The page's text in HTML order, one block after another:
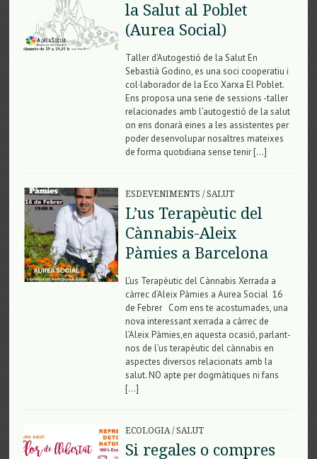
la Salut al Poblet
(Aurea Social)
Taller d’Autogestió de la Salut En
Sebastià Godino, es una soci cooperatiu i
col·laborador de la Eco Xarxa El Poblet.
Ens proposa una serie de sessions -taller
relacionades amb l’autogestió de la salut
on ens donarà eines a les assistentes per
poder desenvolupar nosaltres mateixes
de forma quotidiana sense tenir […]
ESDEVENIMENTS /SALUT
L’us Terapèutic del
Cànnabis-Aleix
Pàmies a Barcelona
L’us Terapèutic del Cànnabis Xerrada a
càrrec d’Aleix Pàmies a Aurea Social 16
de Febrer Com ens te acostumades, una
nova interessant xerrada a càrrec de
l’Aleix Pàmies,en aquesta ocasió, parlant-
nos de l’us terapèutic del cànnabis en
aspectes diversos relacionats amb la
salut. NO apte per dogmàtiques ni fans
[…]
ECOLOGIA/SALUT
Si regales o compres